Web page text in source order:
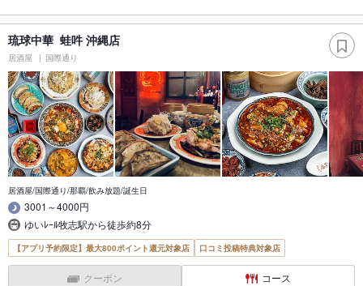
琉球中華 蛙吽 沖縄店
居酒屋 国際通り
居酒屋/国際通り/那覇/飲み放題/誕生日
3001～4000円
ゆいﾚｰﾙ牧志駅から徒歩約8分
【アプリ予約限定】最大800ポイント還元対象店 口コミ投稿特典対象店
クーポン コース